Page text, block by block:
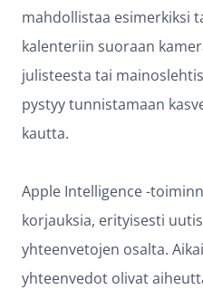
mahdollistaa esimerkiksi
kalenteriin suoraan
julisteesta tai
pystyy tunnistamaan
kautta.
Apple Intelligence -
korjauksia, erityisesti
yhteenvetojen osalta.
yhteenvedot olivat